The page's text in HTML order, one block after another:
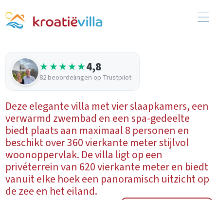
★★★★★4,8
82 beoordelingen op Trustpilot
Deze elegante villa met vier slaapkamers, een
verwarmd zwembad en een spa-gedeelte
biedt plaats aan maximaal 8 personen en
beschikt over 360 vierkante meter stijlvol
woonoppervlak. De villa ligt op een
privéterrein van 620 vierkante meter en biedt
vanuit elke hoek een panoramisch uitzicht op
de zee en het eiland.